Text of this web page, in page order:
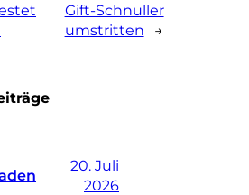
Gift-Schnuller
umstritten
→
20. Juli
2026